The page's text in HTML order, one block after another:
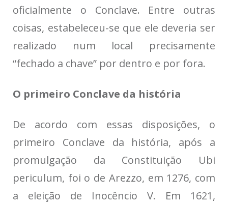
oficialmente o Conclave. Entre outras
coisas, estabeleceu-se que ele deveria ser
realizado num local precisamente
“fechado a chave” por dentro e por fora.
O primeiro Conclave da história
De acordo com essas disposições, o
primeiro Conclave da história, após a
promulgação da Constituição Ubi
periculum, foi o de Arezzo, em 1276, com
a eleição de Inocêncio V. Em 1621,